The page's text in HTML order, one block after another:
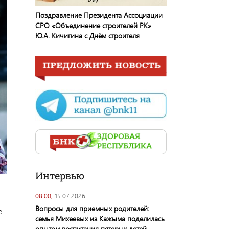
Поздравление Президента Ассоциации
СРО «Объединение строителей РК»
Ю.А. Кичигина с Днём строителя
Интервью
08:00, 15.07.2026
Вопросы для приемных родителей:
семья Михеевых из Кажыма поделилась